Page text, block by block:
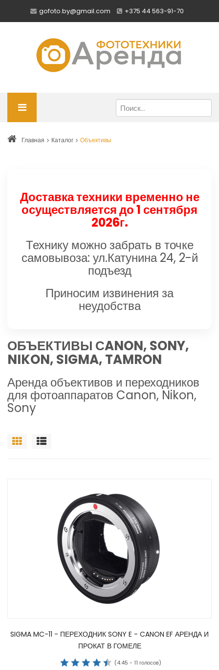
gofoto.by@gmail.com +375 44 563-91-70
Главная Каталог Объективы
Доставка техники временно не
осуществляется до 1 сентября
2026г.
Технику можно забрать в точке
самовывоза: ул.Катунина 24, 2-й
подъезд
Приносим извинения за
неудобства
ОБЪЕКТИВЫ СANON, SONY,
NIKON, SIGMA, TAMRON
Аренда объективов и переходников
для фотоаппаратов Canon, Nikon,
Sony
SIGMA MC-11 - ПЕРЕХОДНИК SONY E - CANON EF АРЕНДА И
ПРОКАТ В ГОМЕЛЕ
(4.45 - 11 голосов)